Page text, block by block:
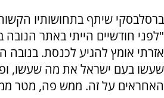
ברסלבסקי שיתף בתחושותיו
"לפני חודשיים הייתי באתר הנובה
אזרתי אומץ להגיע לכנסת. בנובה
שעשו בעם ישראל את מה שעשו,
האחראים על זה. ממש פה, מטר